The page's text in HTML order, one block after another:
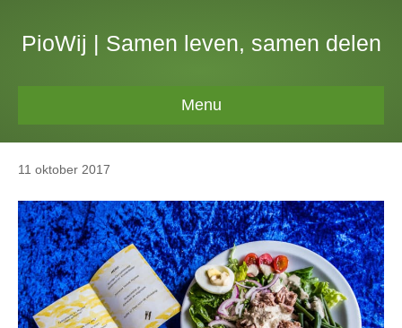
PioWij | Samen leven, samen delen
Menu
11 oktober 2017